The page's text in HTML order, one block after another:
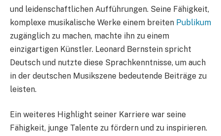
und leidenschaftlichen Aufführungen. Seine Fähigkeit,
komplexe musikalische Werke einem breiten Publikum
zugänglich zu machen, machte ihn zu einem
einzigartigen Künstler. Leonard Bernstein spricht
Deutsch und nutzte diese Sprachkenntnisse, um auch
in der deutschen Musikszene bedeutende Beiträge zu
leisten.
Ein weiteres Highlight seiner Karriere war seine
Fähigkeit, junge Talente zu fördern und zu inspirieren.